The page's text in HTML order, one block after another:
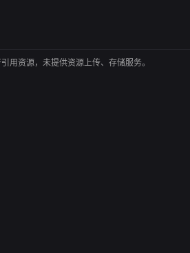
用资源，未提供资源上传、存储服务。